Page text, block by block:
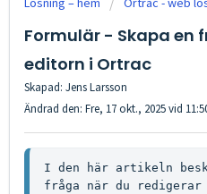
Formulär - Skapa en
editorn i Ortrac
Skapad: Jens Larsson
Ändrad den: Fre, 17 okt., 2025 vid
I den här artikeln
fråga när du